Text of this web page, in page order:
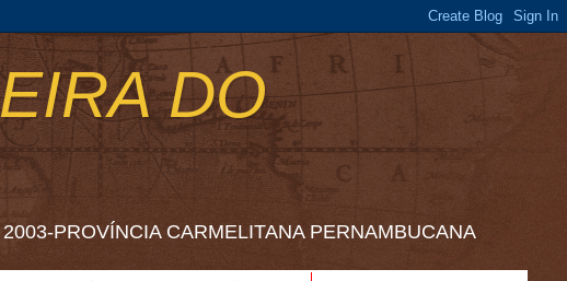
DO
PROVÍNCIA CARMELITANA PERNAMBUCANA